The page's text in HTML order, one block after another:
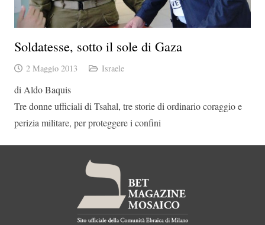
Soldatesse, sotto il sole di Gaza
2 Maggio 2013 Israele
di Aldo Baquis
Tre donne ufficiali di Tsahal, tre storie di ordinario coraggio e
perizia militare, per proteggere i confini